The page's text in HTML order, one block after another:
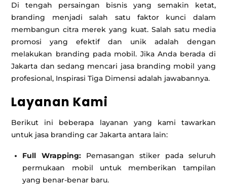
Di tengah persaingan bisnis yang semakin ketat,
branding menjadi salah satu faktor kunci dalam
membangun citra merek yang kuat. Salah satu media
promosi yang efektif dan unik adalah dengan
melakukan branding pada mobil. Jika Anda berada di
Jakarta dan sedang mencari jasa branding mobil yang
profesional, Inspirasi Tiga Dimensi adalah jawabannya.
Layanan Kami
Berikut ini beberapa layanan yang kami tawarkan
untuk jasa branding car Jakarta antara lain:
Full Wrapping:Pemasangan stiker pada seluruh
permukaan mobil untuk memberikan tampilan
yang benar-benar baru.